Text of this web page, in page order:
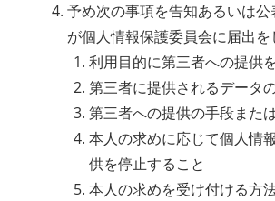
予め次の事項を告知あるいは
が個人情報保護委員会に届出を
利用目的に第三者への提供
第三者に提供されるデータ
第三者への提供の手段また
本人の求めに応じて個人情
供を停止すること
本人の求めを受け付ける方